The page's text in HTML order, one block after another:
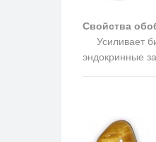
Свойства
Усиливает
эндокринные